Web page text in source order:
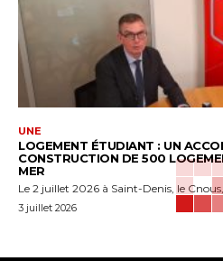
UNE
LOGEMENT ÉTUDIANT : UN
CONSTRUCTION DE 500
MER
Le 2 juillet 2026 à Saint-Denis, le
3 juillet 2026